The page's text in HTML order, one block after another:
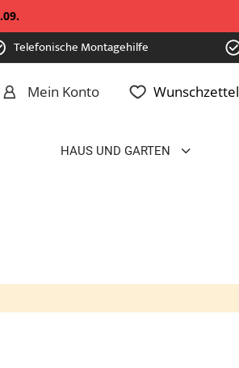
Telefonische Montagehilfe
Mein Konto Wunschzettel
HAUS UND GARTEN